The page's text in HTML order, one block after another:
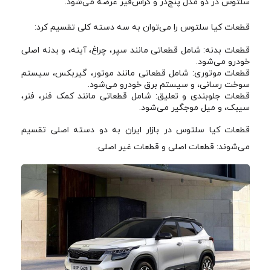
قطعات کیا سلتوس را می‌توان به سه دسته کلی تقسیم کرد:
قطعات بدنه: شامل قطعاتی مانند سپر، چراغ، آینه، و بدنه اصلی
خودرو می‌شود.
قطعات موتوری: شامل قطعاتی مانند موتور، گیربکس، سیستم
سوخت رسانی، و سیستم برق خودرو می‌شود.
قطعات جلوبندی و تعلیق: شامل قطعاتی مانند کمک فنر، فنر،
سیبک، و میل موجگیر می‌شود.
قطعات کیا سلتوس در بازار ایران به دو دسته اصلی تقسیم
می‌شوند: قطعات اصلی و قطعات غیر اصلی.